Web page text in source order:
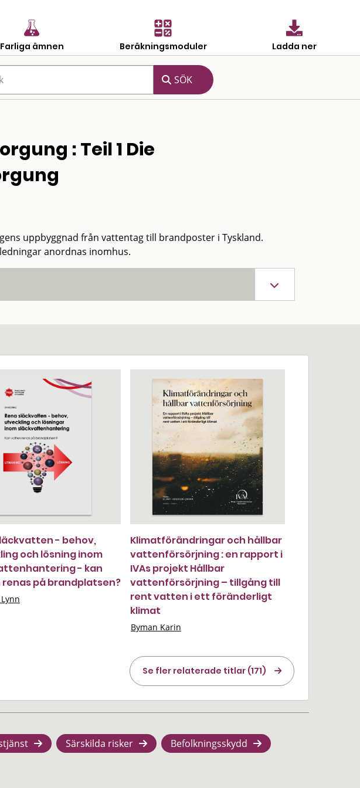
Farliga ämnen Beräkningsmoduler Ladda ner
: Teil 1 Die
uppbyggnad från vattentag till brandposter i Tyskland.
anordnas inomhus.
- behov,
och lösning inom
- kan
på brandplatsen?
Klimatförändringar och hållbar
vattenförsörjning : en rapport i
IVAs projekt Hållbar
vattenförsörjning – tillgång till
rent vatten i ett föränderligt
klimat
Byman Karin
Se fler relaterade titlar (171)
Särskilda risker Befolkningsskydd